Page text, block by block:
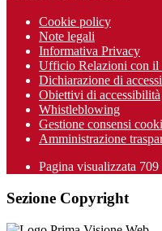
Cookie policy
Note legali
Informativa Privacy
Ufficio Relazioni con il
Dichiarazione di
Obiettivi di accessibilità
Whistleblowing
Gestione consensi
Amministrazione
Pagina visualizzata 709
Sezione Copyright